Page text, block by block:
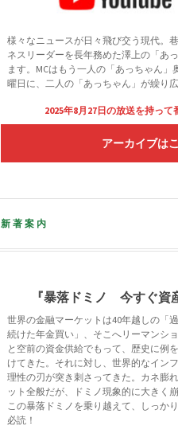
様々なニュースが日々飛び交う現代。
ネスリーダーを長年務めた澤上の「あ
ます。MCはもう一人の「あっちゃん
曜日に、二人の「あっちゃん」が繰り
2025年8月27日の放送を持っ
アーカイブは
新著案内
『暴落ドミノ 今すぐ資
世界の金融マーケットは40年越しの「
続けた年金買い」、そこへリーマンシ
と空前の資金供給でもって、歴史に例
けてきた。それに対し、世界的なイン
理性の刃が突き刺さってきた。カネ膨
ット全般だが、ドミノ現象的に大きく
この暴落ドミノを乗り越えて、しっか
必読！